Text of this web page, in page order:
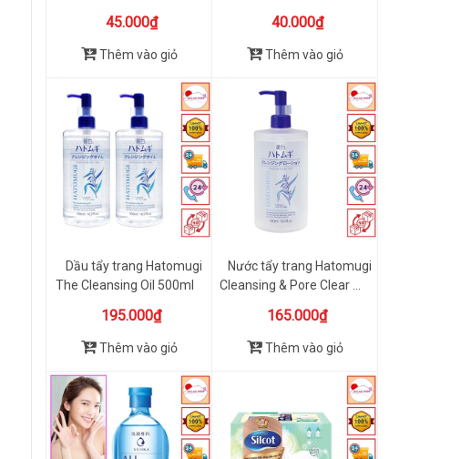
45.000₫
Thêm vào giỏ
40.000₫
Thêm vào giỏ
Dầu tẩy trang Hatomugi
The Cleansing Oil 500ml
195.000₫
Thêm vào giỏ
Nước tẩy trang Hatomugi
Cleansing & Pore Clear ...
165.000₫
Thêm vào giỏ